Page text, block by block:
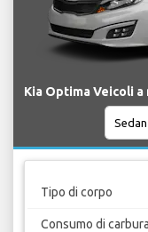
Kia Optima Veicoli
Tipo di corpo
Consumo di